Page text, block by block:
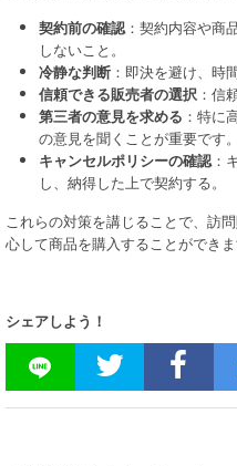
契約前の確認：契約内容や商
しないこと。
冷静な判断 ：即決を避け、時
信頼できる販売者の選択 ：信
第三者の意見を求める ：特に
の意見を聞くことが重要です。
キャンセルポリシーの確認：
し、納得した上で契約する。
これらの対策を講じることで、訪
心して商品を購入することができま
シェアしよう！